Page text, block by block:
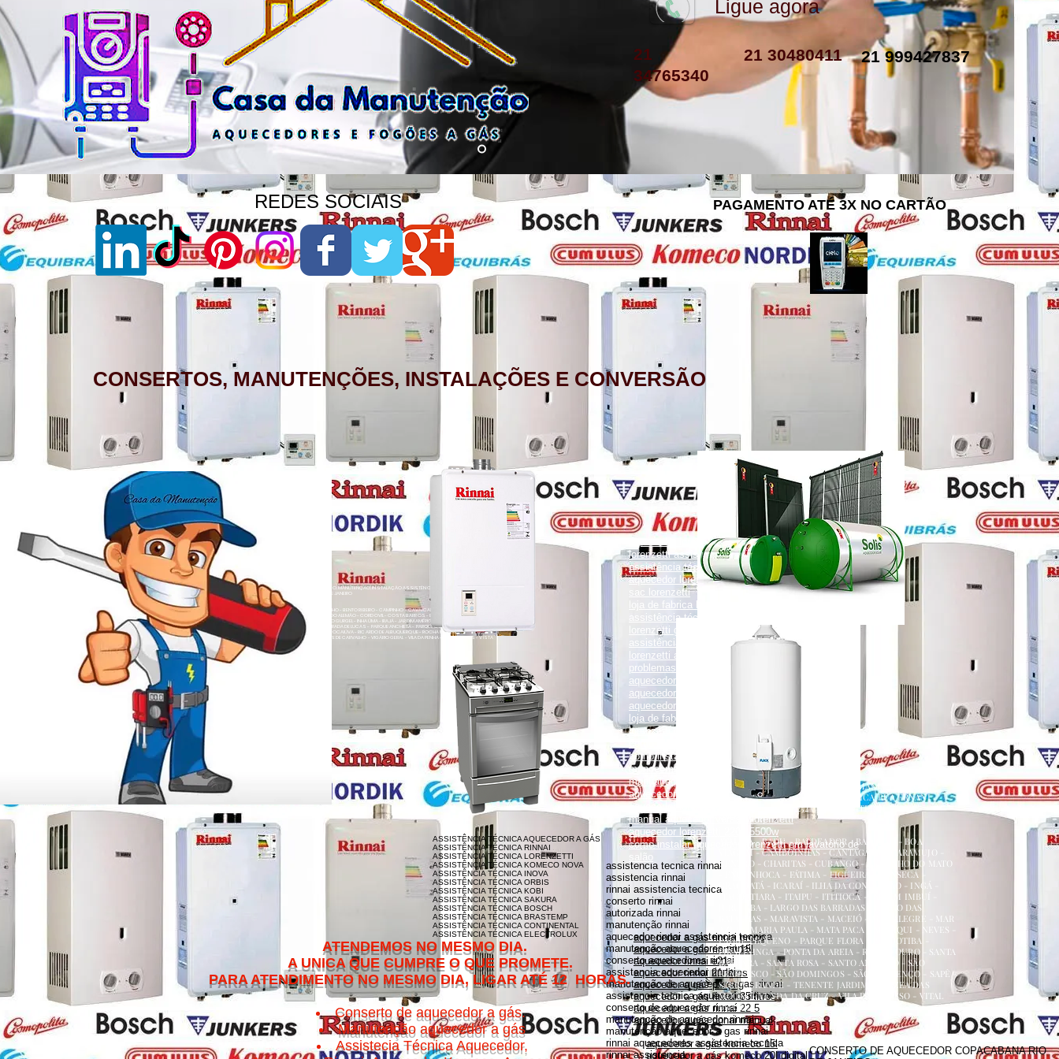
aquecedor a gás komeco 15l
aquecedor a gás komeco 20l digital
ASSISTÊNCIA TÉCNICA AQUECEDOR A GÁS
ASSISTÊNCIA TÉCNICA RINNAI
ASSISTÊNCIA TÉCNICA LORENZETTI
ASSISTÊNCIA TÉCNICA KOMECO NOVA
ASSISTÊNCIA TÉCNICA INOVA
ASSISTÊNCIA TÉCNICA ORBIS
ASSISTÊNCIA TÉCNICA KOBI
ASSISTÊNCIA TÉCNICA SAKURA
ASSISTÊNCIA TÉCNICA BOSCH
ASSISTÊNCIA TÉCNICA BRASTEMP
ASSISTÊNCIA TÉCNICA CONTINENTAL
ASSISTÊNCIA TÉCNICA ELECTROLUX
resistencia de boiler eletrico
resistencia eletrica boiler
resistencia para boiler preço
resistencia boiler komeco
aquecedor a gás rinnai preço
aquecedor a gás rinnai 15l
aquecedor rinnai e21
aquecedor rinnai 21 litros
aquecedor a gás preço
aquecedor a gás rinnai 35 litros
aquecedor a gás rinnai 22 5
aquecedor a gás rinnai manual
Ligue agora
21
34765340
21 30480411 21 999427837
CONSERTO DE AQUECEDOR COPACABANA RIO
assistencia tecnica rinnai
assistencia rinnai
rinnai assistencia tecnica
conserto rinnai
autorizada rinnai
manutenção rinnai
aquecedor rinnai assistencia tecnica
manutenção aquecedores rinnai
conserto aquecedores rinnai
assistencia aquecedor rinnai
manutenção de aquecedor a gas rinnai
assistencia tecnica aquecedor rinnai
conserto de aquecedor rinnai
manutenção de aquecedor rinnai
manutenção aquecedor a gas rinnai
rinnai aquecedores assistencia tecnica
rinnai assistencia
REDES SOCIAIS PAGAMENTO ATÉ 3X NO CARTÃO
CONSERTOS, MANUTENÇÕES, INSTALAÇÕES E CONVERSÃO
aquecedor lorenzetti vazando
lorenzetti assistência técnica
assistência técnica chuveiro lorenzetti rj
aquecedor lorenzetti não esquenta muito
sac lorenzetti
loja de fabrica lorenzetti
assistência técnica lorenzetti lapa
lorenzetti garantia
assistência técnica chuveiro lorenzetti rj
lorenzetti assistência técnica
problemas com aquecedor a gás lorenzetti
aquecedor lorenzetti manual
aquecedor a gás lorenzetti
aquecedor a gás lorenzetti 15l
loja de fabrica lorenzetti
lorenzetti garantia
como instalar aquecedor versátil lorenzetti
como instalar aquecedor lorenzetti em torneira
monocomando
manual aquecedor lorenzetti
aquecedor lorenzetti 110v
aquecedor lorenzetti água da rua
manual aquecedor versátil lorenzetti
aquecedor lorenzetti 220v 5500w
como instalar aquecedor lorenzetti em lavatório de
salão
AQUECEDOR A GÁS , CONSERTO, MANUTENÇÃO, INSTALAÇÃO ASSISTÊNCIA TÉCNICA RUA PORTO FELIZ 371
LOJA A HONORIO GURGEL RIO DE JANEIRO
ZONA NORTE
ACARÍ - ANCHIETA - BARROS FILHO - BENTO RIBEIRO - CAMPINHO - CAVALCANTI - CASCADURA - COELHO
NETO - COLÉGIO - COMPLEXO DO ALEMÃO - CORDOVIL - COSTA BARROS - ENGENHO LEAL - ENGENHO DA
RAINHA - GUADALUPE - HONÓRIO GURGEL - INHAÚMA - IRAJÁ - JARDIM AMÉRICA - MADUREIRA - MARECHAL
HERMES - OSVALDO CRUZ - PARADA DE LUCAS - PARQUE ANCHIETA - PARQUE COLÚMBIA - PAVUNA - PENHA
- PENHA CIRCULAR - QUINTINO BOCAIÚVA - RICARDO DE ALBUQUERQUE - ROCHA MIRANDA - TOMÁS COELHO
- TURIAÇÚ - VAZ LOBO - VICENTE DE CARVALHO - VIGÁRIO GERAL - VILA DA PENHA - VILA KOSMOS - VISTA
ALEGRE
AQUECEDOR A GÁS, CONSERTO,
MANUTENÇÃO, INSTALAÇÃO, ASSISTÊNCIA
TÉCNICA RINNAI RUA BARATA RIBEIRO 232
COPACABANA RIO DE JANEIRO
BAIRROS DE ATENDIMENTO RJ
ZONA SUL
BOTAFOGO - CATETE - COPACABANA -
COSME VELHO - FLAMENGO - GÁVEA -
HUMAITÁ - IPANEMA - JARDIM BOTÂNICO -
LAGOA - LARANJEIRAS - LEBLON - LEME -
ROCINHA - SÃO CONRADO - URCA
AQUECEDOR A GÁS, CONSERTO, MANUTENÇÃO,
INSTALAÇÃO, ASSISTÊNCIA TÉCNICA RUA ERNANI
AMARAL PEIXOTO 252 CENTRO NITERÓI
NITERÓI RJ
ATALAIA - BADU - BALDEADOR - BARRETO - BOA
VIAGEM - CAMBOINHAS - CANTAGALO - CARAMUJO -
CENTRO - CHARITAS - CUBANGO - ENGENHO DO MATO
- ENGENHOCA - FÁTIMA - FIGUEIRA - FONSECA -
GRAGOATÁ - ICARAÍ - ILHA DA CONCEIÇÃO - INGÁ -
ITACOATIARA - ITAIPU - ITITIOCA - JARDIM IMBUÍ -
JURUJUBA - LARGO DAS BARRADAS - LARGO DAS
BATALHAS - MARAVISTA - MACEIÓ - MAR ALEGRE - MAR
AZUL - MARIA PAULA - MATA PACA - MURIQUI - NEVES -
PADRE PEQUENO - PARQUE FLORA - PENDOTIBA -
PIRATININGA - PONTA DA AREIA - RIO DO OURO - SANTA
BÁRBARA - SANTA ROSA - SANTO ANTÔNIO - SÃO
FRANCISCO - SÃO DOMINGOS - SÃO LOURENÇO - SAPÊ -
SERRA GRANDE - TENENTE JARDIM - VARZEA DAS
MOÇAS - VENDA DA CRUZ - VILA PROGRESSO - VITAL
BRASIL
ATENDEMOS NO MESMO DIA.
A UNICA QUE CUMPRE O QUE PROMETE.
PARA ATENDIMENTO NO MESMO DIA, LIGAR ATÉ 12 HORAS.
Conserto de aquecedor a gás.
Manutenção aquecedor a gás
Assistecia Técnica Aquecedor,